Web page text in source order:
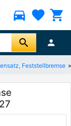
directions_car favorite shopping_cart
search person
Feststellbremse